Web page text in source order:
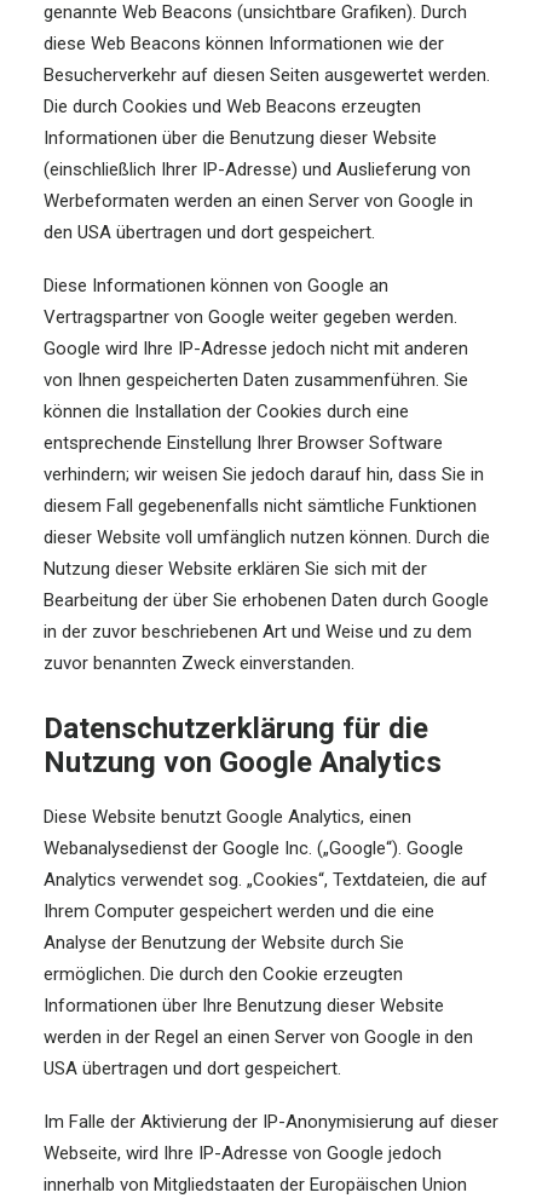
genannte Web Beacons (unsichtbare Grafiken). Durch
diese Web Beacons können Informationen wie der
Besucherverkehr auf diesen Seiten ausgewertet werden.
Die durch Cookies und Web Beacons erzeugten
Informationen über die Benutzung dieser Website
(einschließlich Ihrer IP-Adresse) und Auslieferung von
Werbeformaten werden an einen Server von Google in
den USA übertragen und dort gespeichert.
Diese Informationen können von Google an
Vertragspartner von Google weiter gegeben werden.
Google wird Ihre IP-Adresse jedoch nicht mit anderen
von Ihnen gespeicherten Daten zusammenführen. Sie
können die Installation der Cookies durch eine
entsprechende Einstellung Ihrer Browser Software
verhindern; wir weisen Sie jedoch darauf hin, dass Sie in
diesem Fall gegebenenfalls nicht sämtliche Funktionen
dieser Website voll umfänglich nutzen können. Durch die
Nutzung dieser Website erklären Sie sich mit der
Bearbeitung der über Sie erhobenen Daten durch Google
in der zuvor beschriebenen Art und Weise und zu dem
zuvor benannten Zweck einverstanden.
Datenschutzerklärung für die
Nutzung von Google Analytics
Diese Website benutzt Google Analytics, einen
Webanalysedienst der Google Inc. („Google“). Google
Analytics verwendet sog. „Cookies“, Textdateien, die auf
Ihrem Computer gespeichert werden und die eine
Analyse der Benutzung der Website durch Sie
ermöglichen. Die durch den Cookie erzeugten
Informationen über Ihre Benutzung dieser Website
werden in der Regel an einen Server von Google in den
USA übertragen und dort gespeichert.
Im Falle der Aktivierung der IP-Anonymisierung auf dieser
Webseite, wird Ihre IP-Adresse von Google jedoch
innerhalb von Mitgliedstaaten der Europäischen Union